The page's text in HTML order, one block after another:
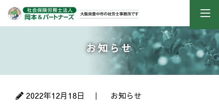
お知らせ
2022年12月18日 ｜ お知らせ